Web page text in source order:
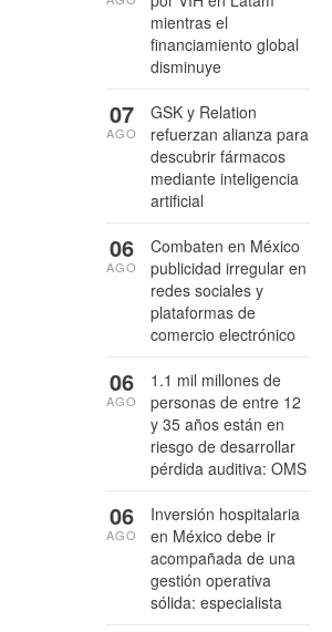
mientras el
financiamiento global
disminuye
GSK y Relation
refuerzan alianza para
descubrir fármacos
mediante inteligencia
artificial
07
AGO
Combaten en México
publicidad irregular en
redes sociales y
plataformas de
comercio electrónico
06
AGO
1.1 mil millones de
personas de entre 12
y 35 años están en
riesgo de desarrollar
pérdida auditiva: OMS
06
AGO
Inversión hospitalaria
en México debe ir
acompañada de una
gestión operativa
sólida: especialista
06
AGO